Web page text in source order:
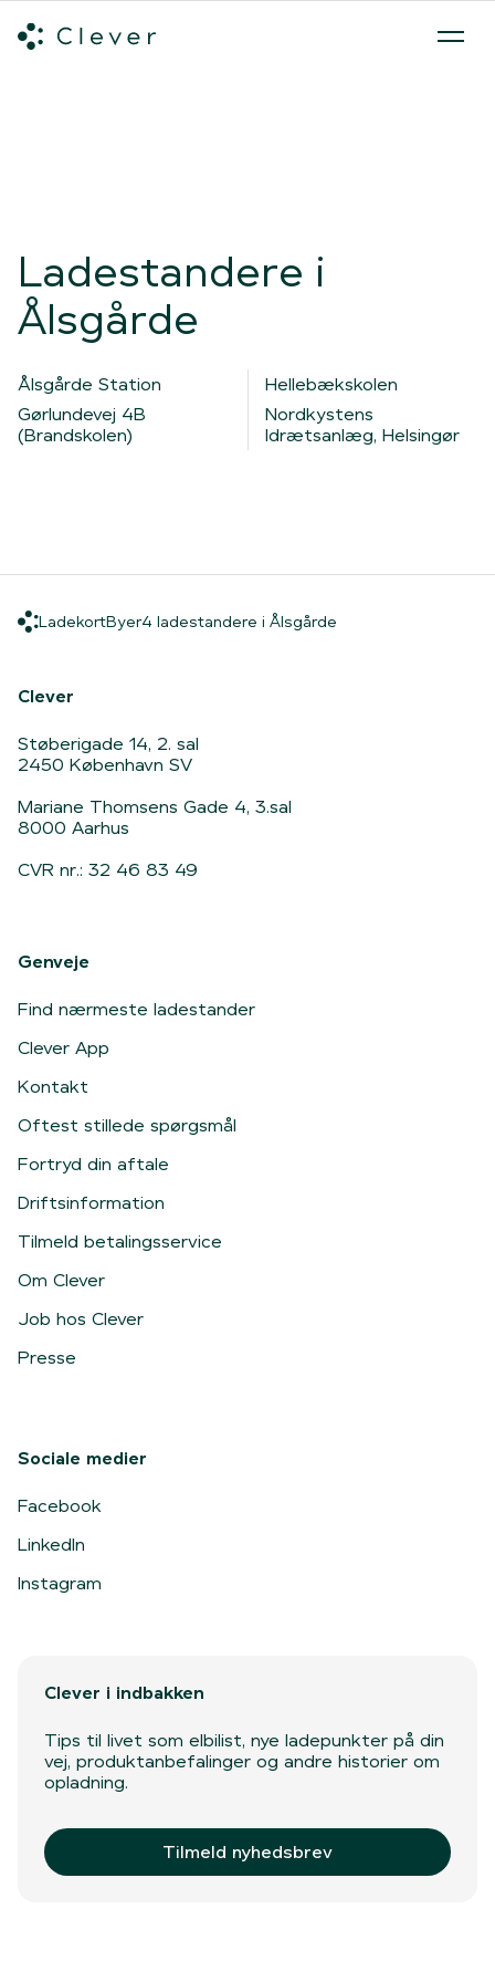
Ladestandere i
Ålsgårde
Ålsgårde Station
Gørlundevej 4B
(Brandskolen)
Hellebækskolen
Nordkystens
Idrætsanlæg, Helsingør
LadekortLadekort
ByerByer
4 ladestandere i Ålsgårde
Clever
Støberigade 14, 2. sal
2450 København SV
Mariane Thomsens Gade 4, 3.sal
8000 Aarhus
CVR nr.: 32 46 83 49
Genveje
Find nærmeste ladestander
Clever App
Kontakt
Oftest stillede spørgsmål
Fortryd din aftale
Driftsinformation
Tilmeld betalingsservice
Om Clever
Job hos Clever
Presse
Sociale medier
Facebook
LinkedIn
Instagram
Clever i indbakken
Tips til livet som elbilist, nye ladepunkter på din
vej, produktanbefalinger og andre historier om
opladning.
Tilmeld nyhedsbrev